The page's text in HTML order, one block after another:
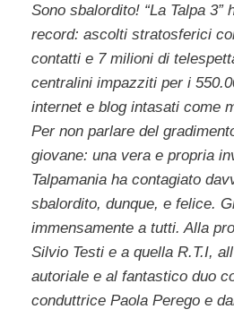
Sono sbalordito! “La Talpa 3”
record: ascolti stratosferici
contatti e 7 milioni di
centralini impazziti per i
internet e blog intasati come
Per non parlare del
giovane: una vera e propria
Talpamania ha contagiato
sbalordito, dunque, e felice.
immensamente a tutti. Alla
Silvio Testi e a quella R.T.I,
autoriale e al fantastico duo
conduttrice Paola Perego e